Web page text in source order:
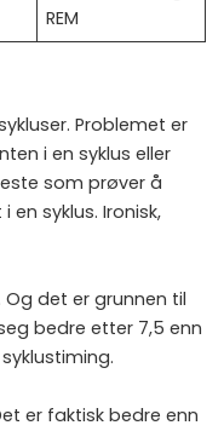
REM
Problemet er
i en syklus eller
som prøver å
en syklus. Ironisk,
det er grunnen til
bedre etter 7,5 enn
er faktisk bedre enn